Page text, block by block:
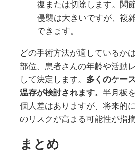
復または切除します。関
侵襲は大きいですが、複
できます。
どの手術方法が適しているか
部位、患者さんの年齢や活動
して決定します。 多くのケー
温存が検討されます。 半月板
個人差はありますが、将来的
のリスクが高まる可能性が指
まとめ